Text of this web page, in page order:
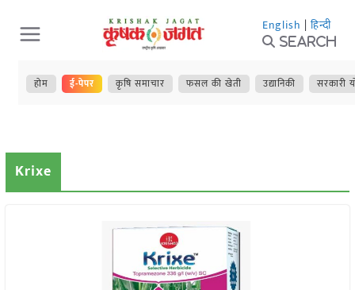
Skip
to
content
English | हिन्दी
Search
होम ई-पेपर कृषि समाचार फसल की खेती उद्यानिकी सरकारी
Krixe